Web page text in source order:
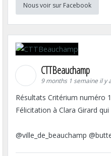
Nous voir sur Facebook
CTTBeauchamp
9 months 1 semaine il y
Résultats Critérium numéro
Félicitation à Clara Girard
@ville_de_beauchamp